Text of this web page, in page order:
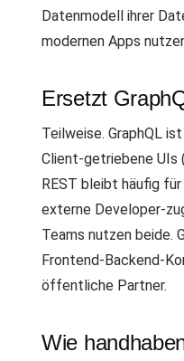
Datenmodell ihrer
modernen Apps
Ersetzt
Teilweise. GraphQL
Client-getriebene UIs
REST bleibt häufig
externe Developer-
Teams nutzen beide.
Frontend-Backend-
öffentliche Partner.
Wie